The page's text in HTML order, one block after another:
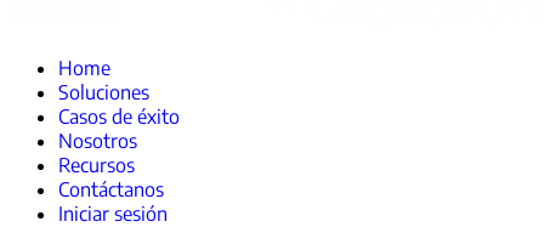
Home
Soluciones
Casos de éxito
Nosotros
Recursos
Contáctanos
Iniciar sesión